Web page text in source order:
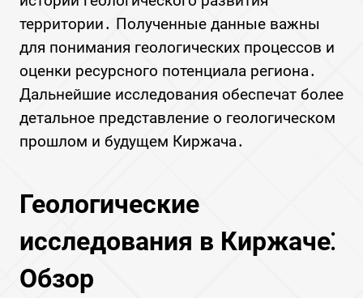
территории․ Полученные данные важны
для понимания геологических процессов и
оценки ресурсного потенциала региона․
Дальнейшие исследования обеспечат более
детальное представление о геологическом
прошлом и будущем Киржача․
Геологические
исследования в Киржаче⁚
Обзор